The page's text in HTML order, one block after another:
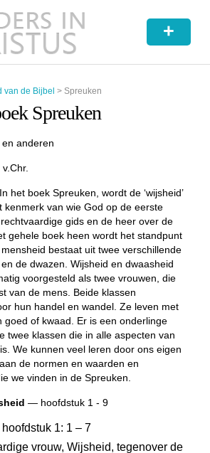
+
van de Bijbel > Spreuken
Spreuken
anderen
het boek Spreuken, wordt de ‘wijsheid’
kenmerk van wie God op de eerste
gids en de heer over de
gehele boek heen wordt het standpunt
bestaat uit twee verschillende
de dwazen. Wijsheid en dwaasheid
voorgesteld als twee vrouwen, die
van de mens. Beide klassen
hun handel en wandel. Ze leven met
goed of kwaad. Er is een onderlinge
twee klassen die in alle aspecten van
We kunnen veel leren door ons eigen
de normen en waarden en
we vinden in de Spreuken.
— hoofdstuk 1 - 9
1: 1 – 7
vrouw, Wijsheid, tegenover de